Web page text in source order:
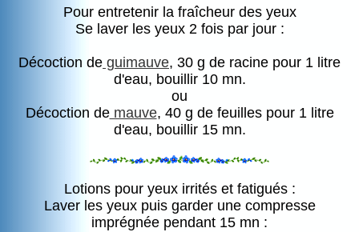
Pour entretenir la fraîcheur des yeux
Se laver les yeux 2 fois par jour :
Décoction de guimauve, 30 g de racine pour 1 litre
d'eau, bouillir 10 mn.
ou
Décoction demauve, 40 g de feuilles pour 1 litre
d'eau, bouillir 15 mn.
Lotions pour yeux irrités et fatigués :
Laver les yeux puis garder une compresse
imprégnée pendant 15 mn :